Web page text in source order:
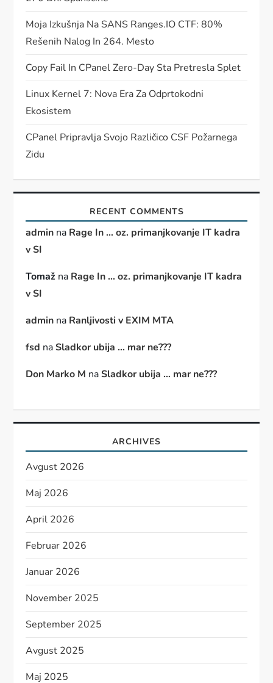
Moja Izkušnja Na SANS Ranges.IO CTF: 80%
Rešenih Nalog In 264. Mesto
Copy Fail In CPanel Zero-Day Sta Pretresla Splet
Linux Kernel 7: Nova Era Za Odprtokodni
Ekosistem
CPanel Pripravlja Svojo Različico CSF Požarnega
Zidu
RECENT COMMENTS
admin na Rage In … oz. primanjkovanje IT kadra
v SI
Tomaž na Rage In … oz. primanjkovanje IT kadra
v SI
admin na Ranljivosti v EXIM MTA
fsd naSladkor ubija … mar ne???
Don Marko M naSladkor ubija … mar ne???
ARCHIVES
Avgust 2026
Maj 2026
April 2026
Februar 2026
Januar 2026
November 2025
September 2025
Avgust 2025
Maj 2025